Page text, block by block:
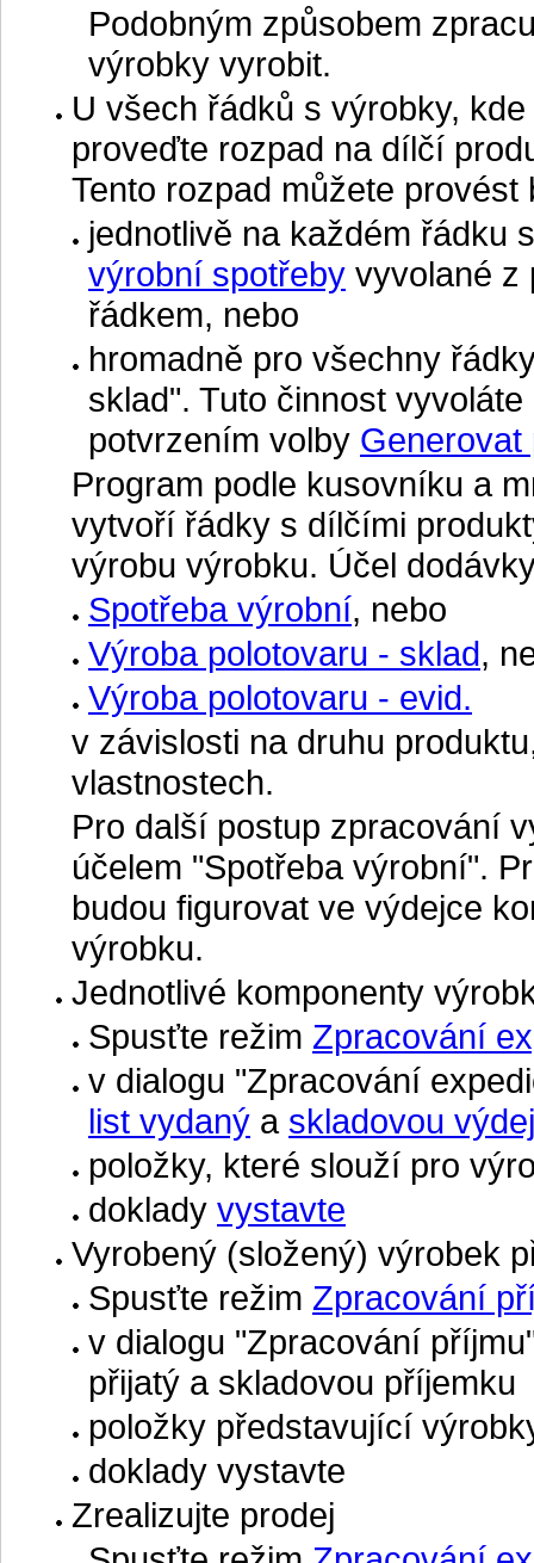
Podobným způsobem
výrobky vyrobit.
U všech řádků s výrobky,
proveďte rozpad na dílčí
Tento rozpad můžete provést
jednotlivě na každém řádku
výrobní spotřeby vyvolané z
řádkem, nebo
hromadně pro všechny
sklad". Tuto činnost
potvrzením volby Generovat
Program podle kusovníku a
vytvoří řádky s dílčími
výrobu výrobku. Účel
Spotřeba výrobní, nebo
Výroba polotovaru - sklad,
Výroba polotovaru - evid.
v závislosti na druhu
vlastnostech.
Pro další postup zpracování
účelem "Spotřeba výrobní".
budou figurovat ve výdejce
výrobku.
Jednotlivé komponenty
Spusťte režim Zpracování
v dialogu "Zpracování
list vydaný a skladovou
položky, které slouží pro
doklady vystavte
Vyrobený (složený) výrobek
Spusťte režim Zpracování
v dialogu "Zpracování
přijatý a skladovou příjemku
položky představující
doklady vystavte
Zrealizujte prodej